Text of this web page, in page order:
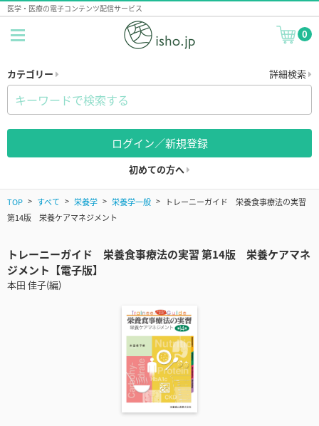
医学・医療の電子コンテンツ配信サービス
0
カテゴリー 詳細検索
ログイン／新規登録
初めての方へ
TOP すべて 栄養学 栄養学一般
トレーニーガイド 栄養食事療法の実習
第14版 栄養ケアマネジメント
トレーニーガイド 栄養食事療法の実習 第14版 栄養ケアマネ
ジメント【電子版】
本田 佳子(編)